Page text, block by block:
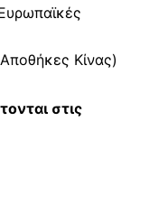
Κίνας)
στις